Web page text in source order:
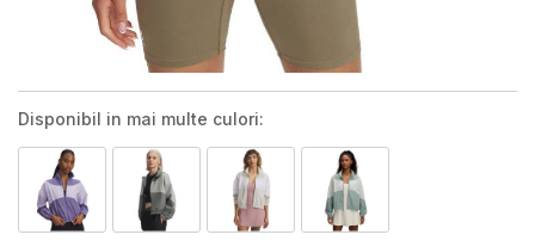
Disponibil in mai multe culori: